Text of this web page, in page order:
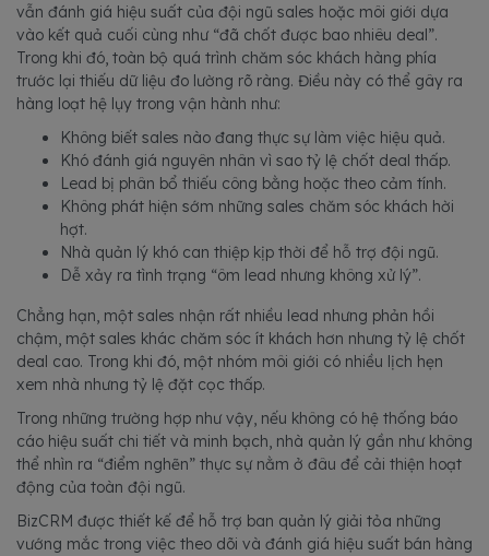
vẫn đánh giá hiệu suất của đội ngũ sales hoặc môi giới dựa
vào kết quả cuối cùng như “đã chốt được bao nhiêu deal”.
Trong khi đó, toàn bộ quá trình chăm sóc khách hàng phía
trước lại thiếu dữ liệu đo lường rõ ràng. Điều này có thể gây ra
hàng loạt hệ lụy trong vận hành như:
Không biết sales nào đang thực sự làm việc hiệu quả.
Khó đánh giá nguyên nhân vì sao tỷ lệ chốt deal thấp.
Lead bị phân bổ thiếu công bằng hoặc theo cảm tính.
Không phát hiện sớm những sales chăm sóc khách hời
hợt.
Nhà quản lý khó can thiệp kịp thời để hỗ trợ đội ngũ.
Dễ xảy ra tình trạng “ôm lead nhưng không xử lý”.
Chẳng hạn, một sales nhận rất nhiều lead nhưng phản hồi
chậm, một sales khác chăm sóc ít khách hơn nhưng tỷ lệ chốt
deal cao. Trong khi đó, một nhóm môi giới có nhiều lịch hẹn
xem nhà nhưng tỷ lệ đặt cọc thấp.
Trong những trường hợp như vậy, nếu không có hệ thống báo
cáo hiệu suất chi tiết và minh bạch, nhà quản lý gần như không
thể nhìn ra “điểm nghẽn” thực sự nằm ở đâu để cải thiện hoạt
động của toàn đội ngũ.
BizCRM được thiết kế để hỗ trợ ban quản lý giải tỏa những
vướng mắc trong việc theo dõi và đánh giá hiệu suất bán hàng